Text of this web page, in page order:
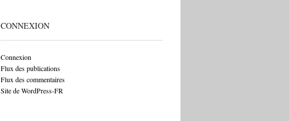
CONNEXION
Connexion
Flux des publications
Flux des commentaires
Site de WordPress-FR